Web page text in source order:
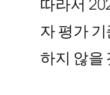
따라서
자 평가
하지 않을